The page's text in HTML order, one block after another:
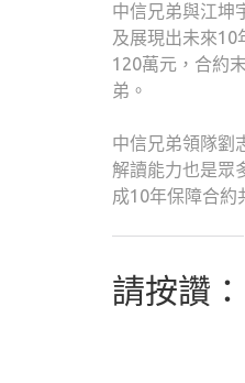
中信兄弟與江坤
及展現出未來10
120萬元，合約
弟。
中信兄弟領隊劉
解讀能力也是眾
成10年保障合約
請按讚：